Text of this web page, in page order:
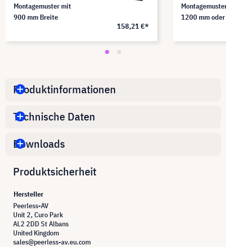
Montagemuster mit
900 mm Breite
158,21 €*
1200 mm
Produktinformationen
Technische Daten
Downloads
Produktsicherheit
Hersteller
Peerless-AV
Unit 2, Curo Park
AL2 2DD St Albans
United Kingdom
sales@peerless-av.eu.com